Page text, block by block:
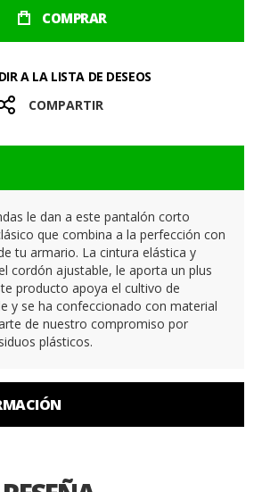
COMPRAR
A LA LISTA DE DESEOS
COMPARTIR
le dan a este pantalón corto
que combina a la perfección con
tu armario. La cintura elástica y
cordón ajustable, le aporta un plus
producto apoya el cultivo de
y se ha confeccionado con material
de nuestro compromiso por
plásticos.